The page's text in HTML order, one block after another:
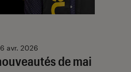
de mai
avr. 2026